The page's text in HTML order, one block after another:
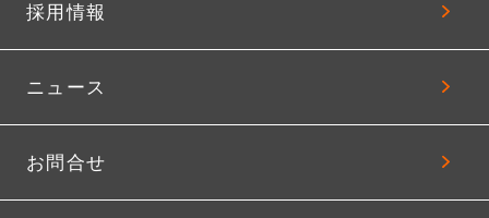
採用情報
ニュース
お問合せ